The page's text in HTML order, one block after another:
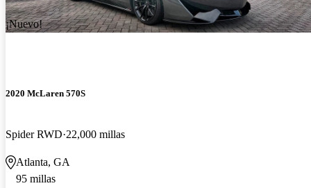
¡Nuevo!
2020 McLaren 570S
Spider RWD 22,000 millas
Atlanta, GA
95 millas